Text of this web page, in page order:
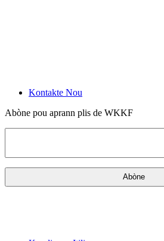
Kontakte Nou
Abòne pou aprann plis de WKKF